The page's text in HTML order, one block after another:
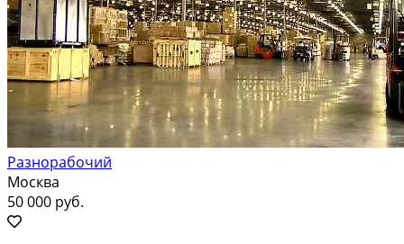
Разнорабочий
Москва
50 000 руб.